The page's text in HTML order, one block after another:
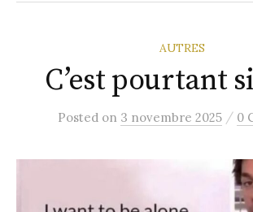
AUTRES
C’est pourtant
Posted on 3 novembre 2025 / 0